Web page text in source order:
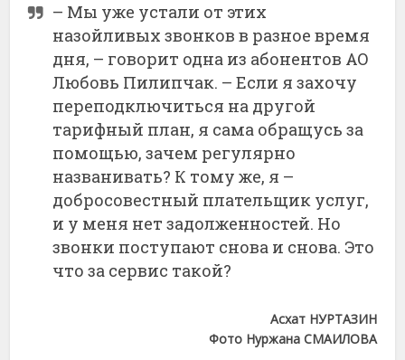
– Мы уже устали от этих
назойливых звонков в разное время
дня, – говорит одна из абонентов АО
Любовь Пилипчак. – Если я захочу
переподключиться на другой
тарифный план, я сама обращусь за
помощью, зачем регулярно
названивать? К тому же, я –
добросовестный плательщик услуг,
и у меня нет задолженностей. Но
звонки поступают снова и снова. Это
что за сервис такой?
Асхат НУРТАЗИН
Фото Нуржана СМАИЛОВА